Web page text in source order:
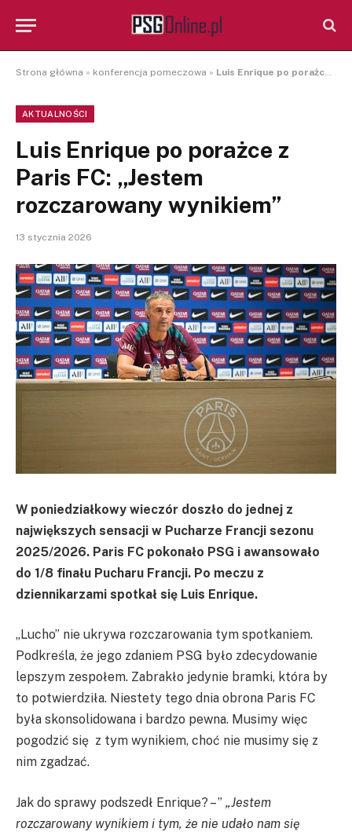
Strona główna » konferencja pomeczowa » Luis Enrique po porażce z Paris FC: „Jestem rozczarowany wynikiem”
AKTUALNOŚCI
Luis Enrique po porażce z
Paris FC: „Jestem
rozczarowany wynikiem”
13 stycznia 2026
W poniedziałkowy wieczór doszło do jednej z
największych sensacji w Pucharze Francji sezonu
2025/2026. Paris FC pokonało PSG i awansowało
do 1/8 finału Pucharu Francji. Po meczu z
dziennikarzami spotkał się Luis Enrique.
„Lucho” nie ukrywa rozczarowania tym spotkaniem.
Podkreśla, że jego zdaniem PSG było zdecydowanie
lepszym zespołem. Zabrakło jedynie bramki, która by
to potwierdziła. Niestety tego dnia obrona Paris FC
była skonsolidowana i bardzo pewna. Musimy więc
pogodzić się z tym wynikiem, choć nie musimy się z
nim zgadzać.
Jak do sprawy podszedł Enrique? – ” „Jestem
rozczarowany wynikiem i tym, że nie udało nam się